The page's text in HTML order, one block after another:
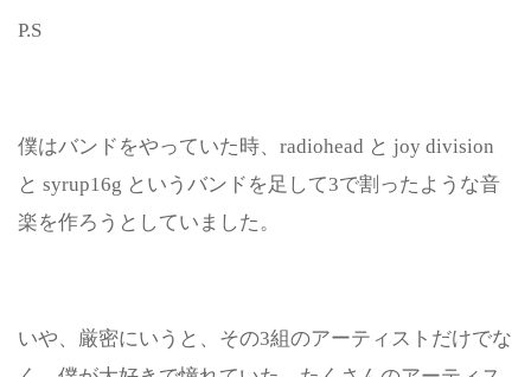
P.S
僕はバンドをやっていた時、radiohead と joy division
と syrup16g というバンドを足して3で割ったような音
楽を作ろうとしていました。
いや、厳密にいうと、その3組のアーティストだけでな